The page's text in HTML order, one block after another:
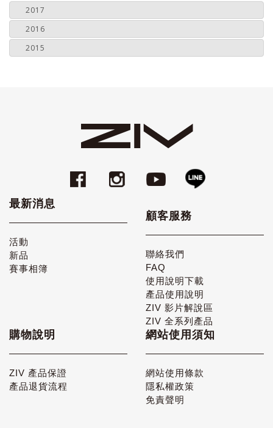
2017
2016
2015
最新消息
活動
新品
賽事相簿
顧客服務
聯絡我們
FAQ
使用說明下載
產品使用說明
ZIV 影片解說區
ZIV 全系列產品
購物說明
ZIV 產品保證
產品退貨流程
網站使用須知
網站使用條款
隱私權政策
免責聲明